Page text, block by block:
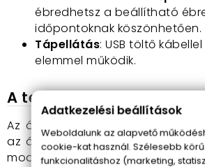
ébredhetsz a beállítható
időpontoknak köszönhetően.
Tápellátás: USB töltő
elemmel működik.
A termék használata
Az óra használata egyszerű és
az ágyad mellett vagy a
modern technológia előnyeit. A
Adatkezelési beállítások
Weboldalunk az alapvető
cookie-kat használ. Szélesebb körű
funkcionalitáshoz (marketing,